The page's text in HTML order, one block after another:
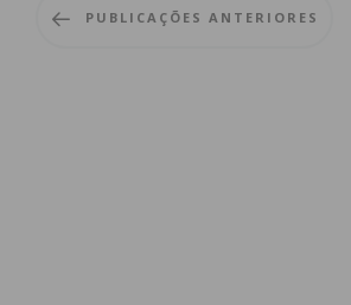
PUBLICAÇÕES ANTERIORES